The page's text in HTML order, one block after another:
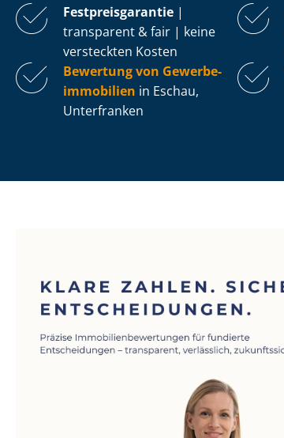
Fest­preis­ga­ran­tie |
transparent & fair | keine
versteckten Kosten
Bewertung von Ge­wer­be­
im­mo­bi­li­en in Eschau,
Unterfranken